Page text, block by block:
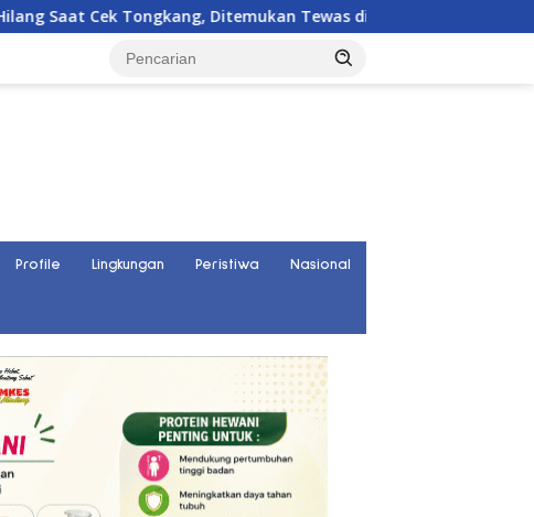
Tewas di Kedalaman 15 Meter
Profile Lingkungan Peristiwa Nasional